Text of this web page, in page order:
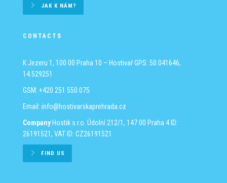
JAK K NÁM?
CONTACTS
K Jezeru 1, 100 00 Praha 10 – HostivařGPS: 50.041646,
14.529251
GSM: +420 251 550 075
Email: info@hostivarskaprehrada.cz
CompanyHostik s.r.o. Údolní 212/1, 147 00 Praha 4 ID:
26191521, VAT ID: CZ26191521
FIND US